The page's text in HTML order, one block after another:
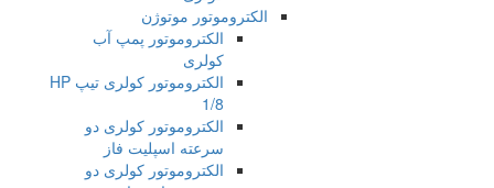
الکتروموتور موتوژن
الکتروموتور پمپ آب
کولری
الکتروموتور کولری تیپ HP
1/8
الکتروموتور کولری دو
سرعته اسپلیت فاز
الکتروموتور کولری دو